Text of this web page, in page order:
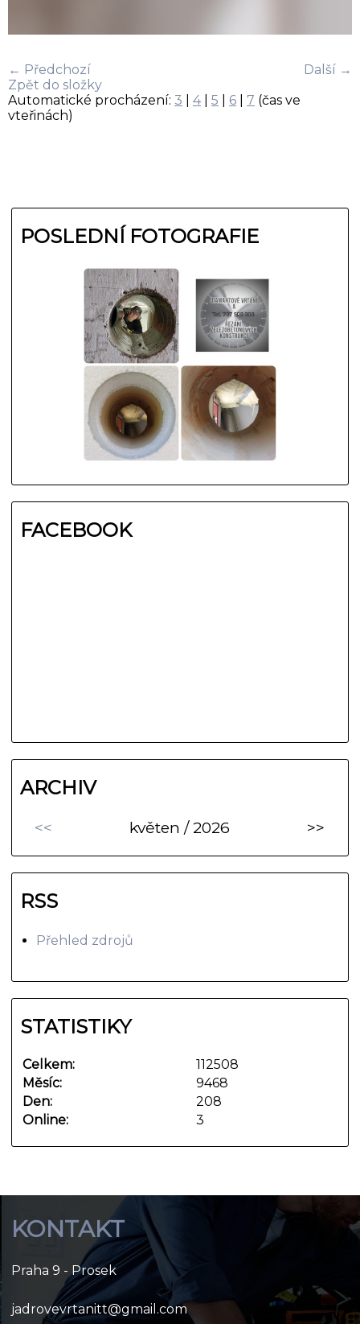
← Předchozí
Další →
Zpět do složky
Automatické procházení: 3 4| 5 6 7 (čas ve
vteřinách)
POSLEDNÍ FOTOGRAFIE
FACEBOOK
ARCHIV
<< květen / 2026 >>
RSS
Přehled zdrojů
STATISTIKY
Online: 3
Celkem:
112508
Měsíc:
9468
Den:
208
KONTAKT
Praha 9 - Prosek
jadrovevrtanitt@gmail.com